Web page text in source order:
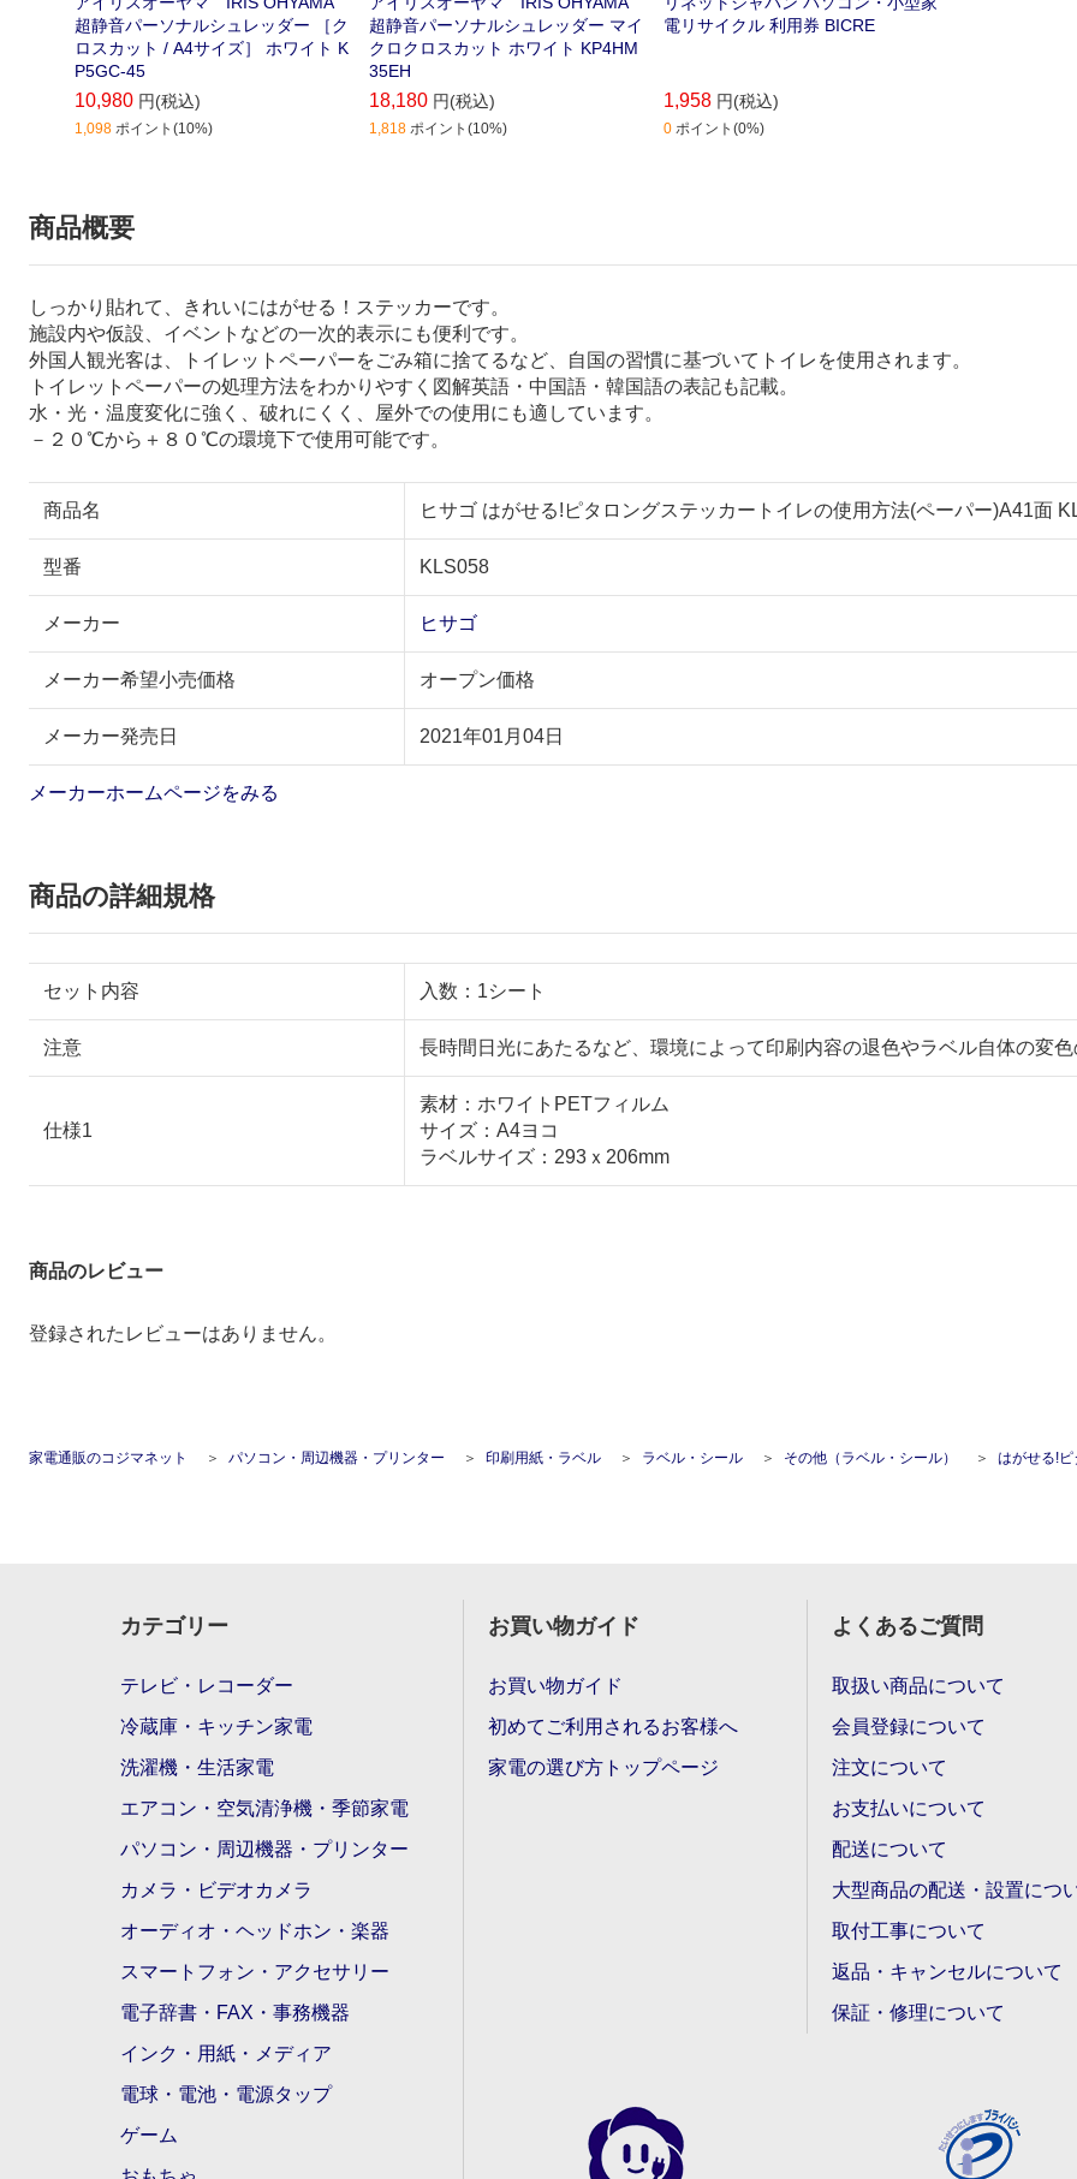
超静音パーソナルシュレッダー ［ク
ロスカット / A4サイズ］ ホワイト K
P5GC-45
10,980 円(税込)
1,098 ポイント(10%)
超静音パーソナルシュレッダー マイ
クロクロスカット ホワイト KP4HM
35EH
18,180 円(税込)
1,818 ポイント(10%)
電リサイクル 利用券 BICRE
1,958 円(税込)
0 ポイント(0%)
商品概要
しっかり貼れて、きれいにはがせる！ステッカーです。
施設内や仮設、イベントなどの一次的表示にも便利です。
外国人観光客は、トイレットペーパーをごみ箱に捨てるなど、自国の習慣に基づいてトイレを使用されます。
トイレットペーパーの処理方法をわかりやすく図解英語・中国語・韓国語の表記も記載。
水・光・温度変化に強く、破れにくく、屋外での使用にも適しています。
－２０℃から＋８０℃の環境下で使用可能です。
商品名 ヒサゴ はがせる!ピタロングステッカートイレの使用方法(ペーパー)A41面
型番 KLS058
メーカー ヒサゴ
メーカー希望小売価格 オープン価格
メーカー発売日 2021年01月04日
メーカーホームページをみる
商品の詳細規格
セット内容 入数：1シート
注意 長時間日光にあたるなど、環境によって印刷内容の退色やラベル自体の変
仕様1
素材：ホワイトPETフィルム
サイズ：A4ヨコ
ラベルサイズ：293ｘ206mm
商品のレビュー
登録されたレビューはありません。
家電通販のコジマネット パソコン・周辺機器・プリンター 印刷用紙・ラベル ラベル・シール その他（ラベル・シール） はがせる!ピタロングステッカートイレの使用方
カテゴリー
テレビ・レコーダー
冷蔵庫・キッチン家電
洗濯機・生活家電
エアコン・空気清浄機・季節家電
パソコン・周辺機器・プリンター
カメラ・ビデオカメラ
オーディオ・ヘッドホン・楽器
スマートフォン・アクセサリー
電子辞書・FAX・事務機器
インク・用紙・メディア
電球・電池・電源タップ
ゲーム
お買い物ガイド
お買い物ガイド
初めてご利用されるお客様へ
家電の選び方トップページ
よくあるご質問
取扱い商品について
会員登録について
注文について
お支払いについて
配送について
大型商品の配送・設置につ
取付工事について
返品・キャンセルについて
保証・修理について